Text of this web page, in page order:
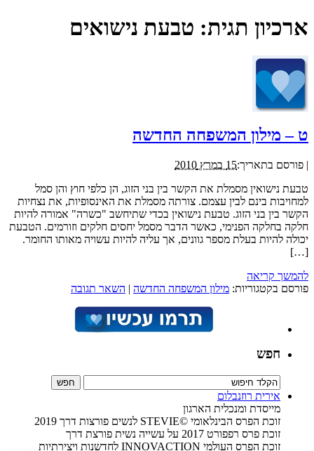
ארכיון תגית: טבעת נישואים
ט – מילון המשפחה החדשה
| פורסם בתאריך:15 במרץ 2010
טבעת נישואין מסמלת את הקשר בין בני הזוג, הן כלפי חוץ והן סמל
למחויבות בינם לבין עצמם. צורתה מסמלת את האינסופיות, את נצחיות
הקשר בין בני הזוג. טבעת נישואין בכדי שתיחשב "כשרה" אמורה להיות
חלקה בחלקה הפנימי, כאשר הדבר מסמל יחסים חלקים וזורמים. הטבעת
יכולה להיות בעלת מספר גוונים, אך עליה להיות עשויה מאותו החומר.
[…]
להמשך קריאה
פורסם בקטגוריות: מילון המשפחה החדשה | השאר תגובה
חפש
אירית רוזנבלום
מייסדת ומנכלית הארגון
זוכת הפרס הבינלאומי ©STEVIE לנשים פורצות דרך 2019
זוכת פרס רפפורט 2017 על עשייה נשית פורצת דרך
זוכת הפרס העולמי INNOVACTION לחדשנות ויצירתיות